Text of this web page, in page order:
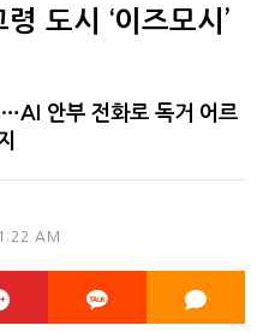
도시 ‘이즈모시’
…AI 안부 전화로 독거 어르
AM